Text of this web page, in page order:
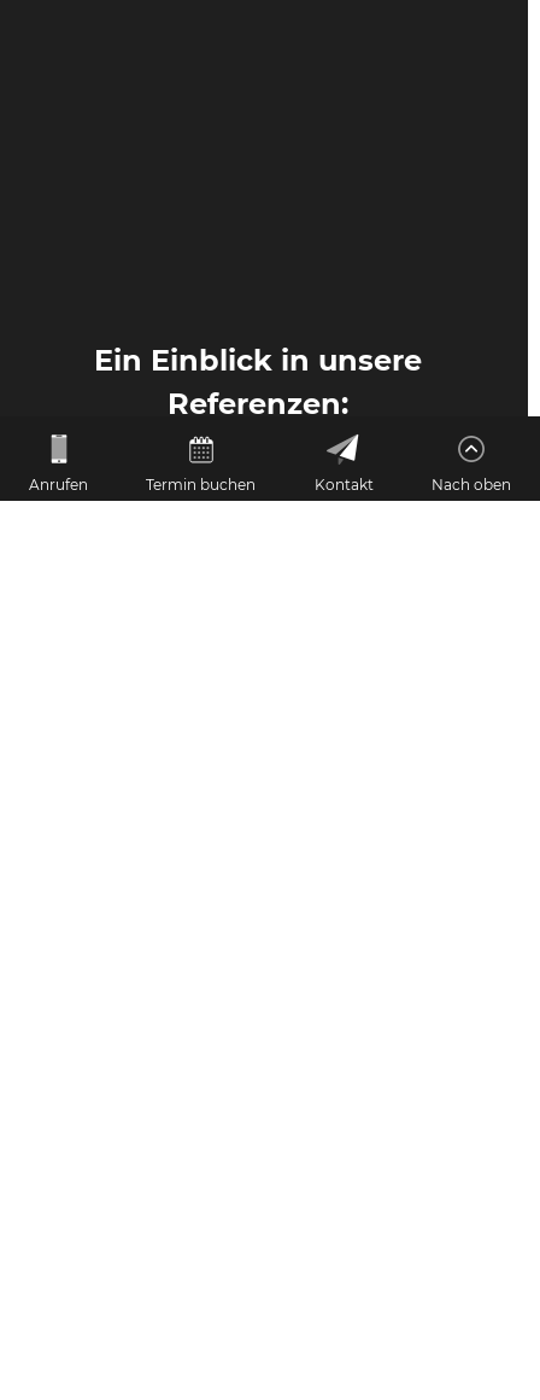
Ein Einblick in unsere
Referenzen:
Anrufen Termin buchen Kontakt Nach oben